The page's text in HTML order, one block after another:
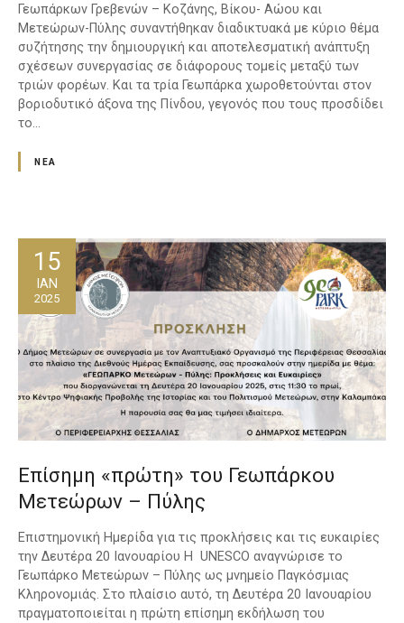
Γεωπάρκων Γρεβενών – Κοζάνης, Βίκου- Αώου και
Μετεώρων-Πύλης συναντήθηκαν διαδικτυακά με κύριο θέμα
συζήτησης την δημιουργική και αποτελεσματική ανάπτυξη
σχέσεων συνεργασίας σε διάφορους τομείς μεταξύ των
τριών φορέων. Και τα τρία Γεωπάρκα χωροθετούνται στον
βοριοδυτικό άξονα της Πίνδου, γεγονός που τους προσδίδει
το…
ΝΈΑ
15
ΙΑΝ
2025
Επίσημη «πρώτη» του Γεωπάρκου
Μετεώρων – Πύλης
Επιστημονική Ημερίδα για τις προκλήσεις και τις ευκαιρίες
την Δευτέρα 20 Ιανουαρίου Η UNESCO αναγνώρισε το
Γεωπάρκο Μετεώρων – Πύλης ως μνημείο Παγκόσμιας
Κληρονομιάς. Στο πλαίσιο αυτό, τη Δευτέρα 20 Ιανουαρίου
πραγματοποιείται η πρώτη επίσημη εκδήλωση του